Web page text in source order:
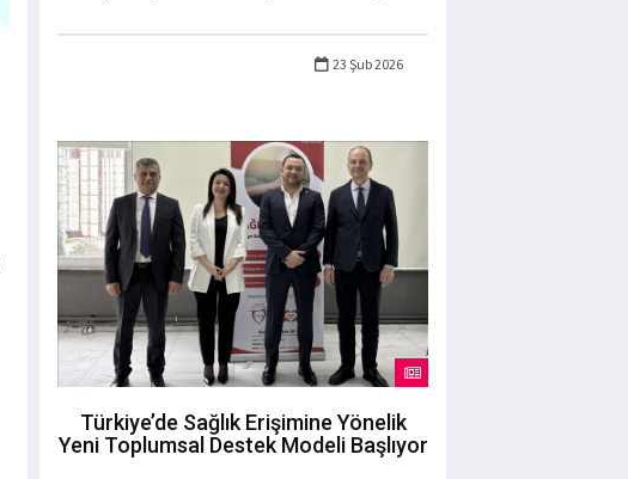
23 Şub 2026
Türkiye’de Sağlık Erişimine Yönelik
Yeni Toplumsal Destek Modeli Başlıyor